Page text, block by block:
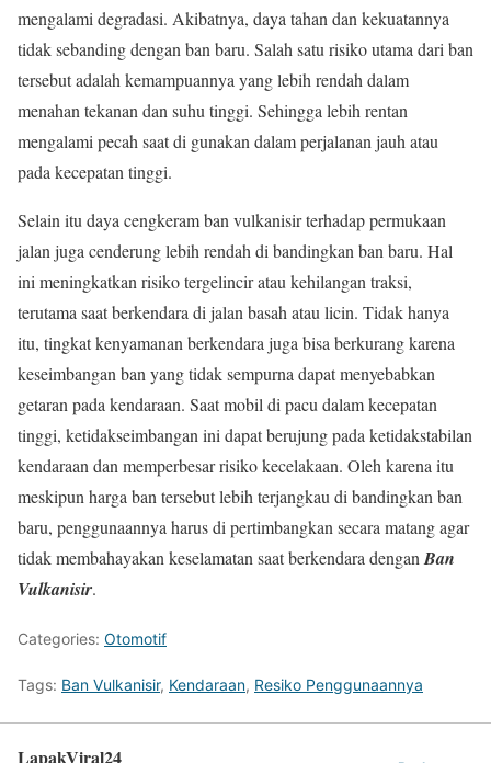
mengalami degradasi. Akibatnya, daya tahan dan kekuatannya
tidak sebanding dengan ban baru. Salah satu risiko utama dari ban
tersebut adalah kemampuannya yang lebih rendah dalam
menahan tekanan dan suhu tinggi. Sehingga lebih rentan
mengalami pecah saat di gunakan dalam perjalanan jauh atau
pada kecepatan tinggi.
Selain itu daya cengkeram ban vulkanisir terhadap permukaan
jalan juga cenderung lebih rendah di bandingkan ban baru. Hal
ini meningkatkan risiko tergelincir atau kehilangan traksi,
terutama saat berkendara di jalan basah atau licin. Tidak hanya
itu, tingkat kenyamanan berkendara juga bisa berkurang karena
keseimbangan ban yang tidak sempurna dapat menyebabkan
getaran pada kendaraan. Saat mobil di pacu dalam kecepatan
tinggi, ketidakseimbangan ini dapat berujung pada ketidakstabilan
kendaraan dan memperbesar risiko kecelakaan. Oleh karena itu
meskipun harga ban tersebut lebih terjangkau di bandingkan ban
baru, penggunaannya harus di pertimbangkan secara matang agar
tidak membahayakan keselamatan saat berkendara dengan Ban
Vulkanisir.
Categories: Otomotif
Tags: Ban Vulkanisir, Kendaraan, Resiko Penggunaannya
LapakViral24